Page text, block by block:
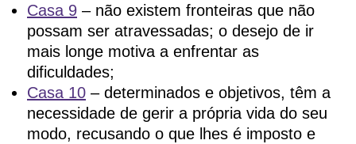
Casa 9 – não existem fronteiras que não
possam ser atravessadas; o desejo de ir
mais longe motiva a enfrentar as
dificuldades;
Casa 10 – determinados e objetivos, têm a
necessidade de gerir a própria vida do seu
modo, recusando o que lhes é imposto e